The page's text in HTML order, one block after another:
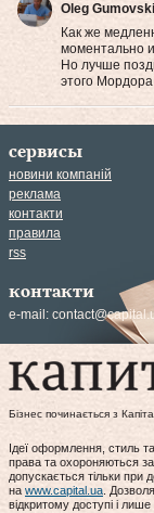
Oleg
Как же
моментально
Но лучше
этого
сервисы
новини компаній
реклама
контакти
правила
rss
контакти
e-mail:
Бізнес починається з
Ідеї оформлення, стиль
права та охороняються
допускається тільки при
на www.capital.ua.
відкритому доступі і